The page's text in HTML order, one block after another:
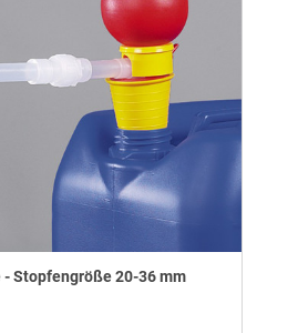
- Stopfengröße 20-36 mm